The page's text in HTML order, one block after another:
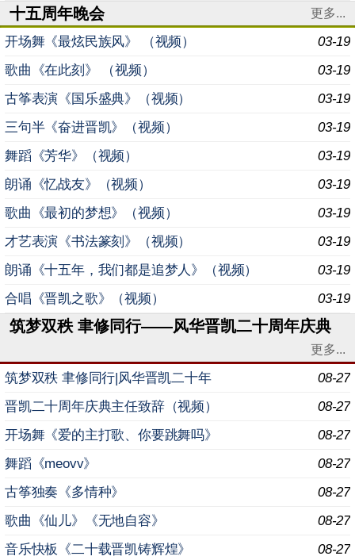
十五周年晚会 更多...
03-19
开场舞《最炫民族风》 （视频）
03-19
歌曲《在此刻》 （视频）
03-19
古筝表演《国乐盛典》（视频）
03-19
三句半《奋进晋凯》（视频）
03-19
舞蹈《芳华》（视频）
03-19
朗诵《忆战友》（视频）
03-19
歌曲《最初的梦想》（视频）
03-19
才艺表演《书法篆刻》（视频）
03-19
朗诵《十五年，我们都是追梦人》（视频）
03-19
合唱《晋凯之歌》（视频）
筑梦双秩 聿修同行——风华晋凯二十周年庆典
更多...
08-27
筑梦双秩 聿修同行|风华晋凯二十年
08-27
晋凯二十周年庆典主任致辞（视频）
08-27
开场舞《爱的主打歌、你要跳舞吗》
08-27
舞蹈《meovv》
08-27
古筝独奏《多情种》
08-27
歌曲《仙儿》《无地自容》
08-27
音乐快板《二十载晋凯铸辉煌》